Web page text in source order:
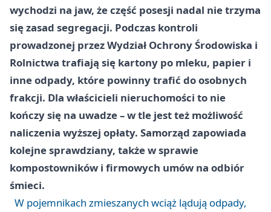
wychodzi na jaw, że część posesji nadal nie trzyma
się zasad segregacji. Podczas kontroli
prowadzonej przez Wydział Ochrony Środowiska i
Rolnictwa trafiają się kartony po mleku, papier i
inne odpady, które powinny trafić do osobnych
frakcji. Dla właścicieli nieruchomości to nie
kończy się na uwadze – w tle jest też możliwość
naliczenia wyższej opłaty. Samorząd zapowiada
kolejne sprawdziany, także w sprawie
kompostowników i firmowych umów na odbiór
śmieci.
W pojemnikach zmieszanych wciąż lądują odpady,